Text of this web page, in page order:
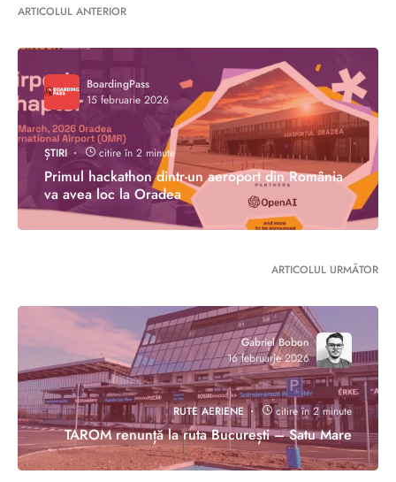
ARTICOLUL ANTERIOR
BoardingPass
15 februarie 2026
ȘTIRI citire în 2 minute
Primul hackathon dintr-un aeroport din România
va avea loc la Oradea
ARTICOLUL URMĂTOR
Gabriel Bobon
16 februarie 2026
RUTE AERIENE citire în 2 minute
TAROM renunță la ruta București – Satu Mare